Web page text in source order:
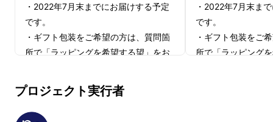
②バッグが抱っこ具に変身！
こしたまま中身も出せる！
・2022年7月末までにお届けする予定
です。
・ギフト包装をご希望の方は、質問箇
所で「ラッピングを希望する望」をお
※皆様のご支援により量産効率が向上
した場合、正規販売価格が販売予定価
・2022年7月末ま
です。
・ギフト包装をご
所で「ラッピング
プロジェクト実行者